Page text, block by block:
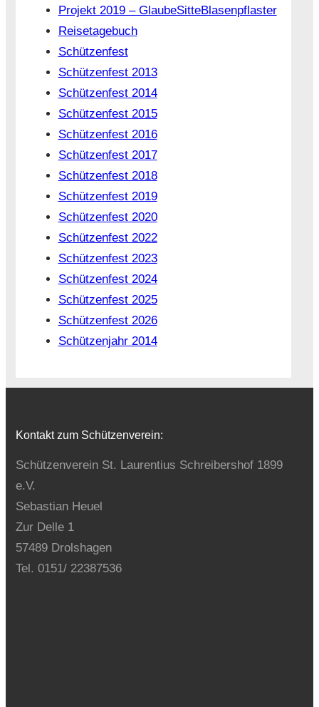
Projekt 2019 – GlaubeSitteBlasenpflaster
Reisetagebuch
Schützenfest
Schützenfest 2013
Schützenfest 2014
Schützenfest 2015
Schützenfest 2016
Schützenfest 2017
Schützenfest 2018
Schützenfest 2019
Schützenfest 2020
Schützenfest 2022
Schützenfest 2023
Schützenfest 2024
Schützenfest 2025
Schützenfest 2026
Schützenjahr 2014
Kontakt zum Schützenverein:
Schützenverein St. Laurentius Schreibershof 1899
e.V.
Sebastian Heuel
Zur Delle 1
57489 Drolshagen
Tel. 0151/ 22387536